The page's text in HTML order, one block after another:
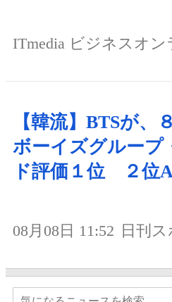
ITmedia ビジネスオン
【韓流】BTSが、
ボーイズグループ
ド評価１位 ２位
08月08日 11:52 日刊